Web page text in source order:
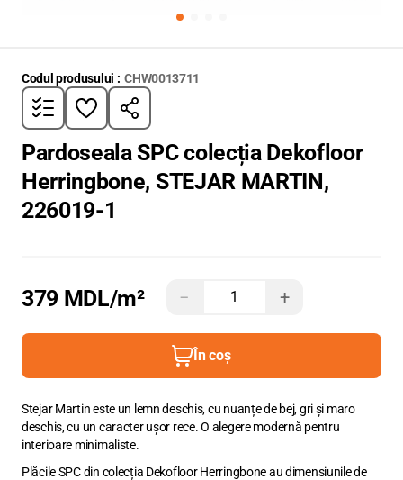
Codul produsului : CHW0013711
Pardoseala SPC colecția Dekofloor
Herringbone, STEJAR MARTIN,
226019-1
379 MDL/m² − +
În coș
Stejar Martin este un lemn deschis, cu nuanțe de bej, gri și maro
deschis, cu un caracter ușor rece. O alegere modernă pentru
interioare minimaliste.
Plăcile SPC din colecția Dekofloor Herringbone au dimensiunile de